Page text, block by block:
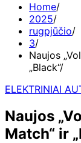
Home
2025
rugpjūčio
3
Naujos
„Black“
ELEKTRINIAI
Naujos
Match“ ir